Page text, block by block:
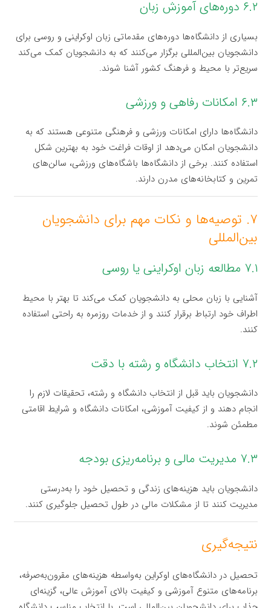
۶.۲ دوره‌های آموزش زبان
بسیاری از دانشگاه‌ها دوره‌های مقدماتی زبان اوکراینی و روسی برای
دانشجویان بین‌المللی برگزار می‌کنند که به دانشجویان کمک می‌کند
سریع‌تر با محیط و فرهنگ کشور آشنا شوند.
۶.۳ امکانات رفاهی و ورزشی
دانشگاه‌ها دارای امکانات ورزشی و فرهنگی متنوعی هستند که به
دانشجویان امکان می‌دهد از اوقات فراغت خود به بهترین شکل
استفاده کنند. برخی از دانشگاه‌ها باشگاه‌های ورزشی، سالن‌های
تمرین و کتابخانه‌های مدرن دارند.
۷. توصیه‌ها و نکات مهم برای دانشجویان
بین‌المللی
۷.۱ مطالعه زبان اوکراینی یا روسی
آشنایی با زبان محلی به دانشجویان کمک می‌کند تا بهتر با محیط
اطراف خود ارتباط برقرار کنند و از خدمات روزمره به راحتی استفاده
کنند.
۷.۲ انتخاب دانشگاه و رشته با دقت
دانشجویان باید قبل از انتخاب دانشگاه و رشته، تحقیقات لازم را
انجام دهند و از کیفیت آموزشی، امکانات دانشگاه و شرایط اقامتی
مطمئن شوند.
۷.۳ مدیریت مالی و برنامه‌ریزی بودجه
دانشجویان باید هزینه‌های زندگی و تحصیل خود را به‌درستی
مدیریت کنند تا از مشکلات مالی در طول تحصیل جلوگیری کنند.
نتیجه‌گیری
تحصیل در دانشگاه‌های اوکراین به‌واسطه هزینه‌های مقرون‌به‌صرفه،
برنامه‌های متنوع آموزشی و کیفیت بالای آموزش عالی، گزینه‌ای